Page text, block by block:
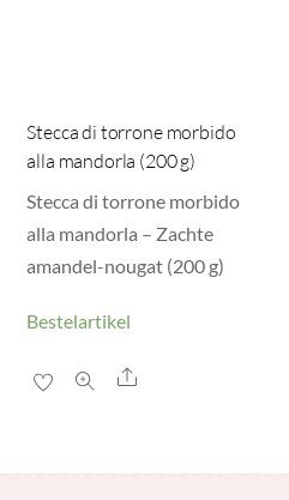
Stecca di torrone morbido
alla mandorla (200 g)
Stecca di torrone morbido
alla mandorla – Zachte
amandel-nougat (200 g)
Bestelartikel
Share